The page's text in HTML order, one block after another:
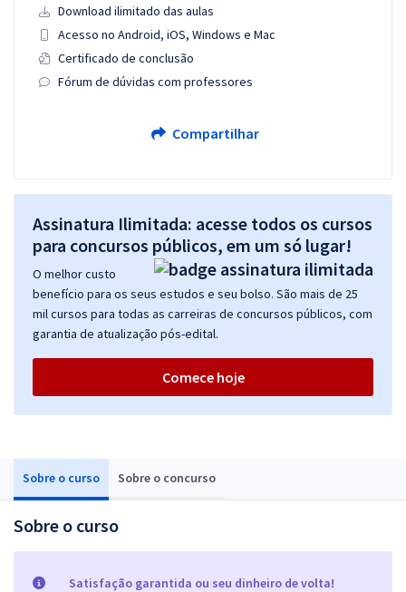
Sobre o curso Sobre o concurso
Sobre o curso
Satisfação garantida ou seu dinheiro de volta!
Download ilimitado das aulas
Acesso no Android, iOS, Windows e Mac
Certificado de conclusão
Fórum de dúvidas com professores
Compartilhar
Assinatura Ilimitada: acesse todos os cursos
para concursos públicos, em um só lugar!
O melhor custo
benefício para os seus estudos e seu bolso. São mais de 25
mil cursos para todas as carreiras de concursos públicos, com
garantia de atualização pós-edital.
Comece hoje